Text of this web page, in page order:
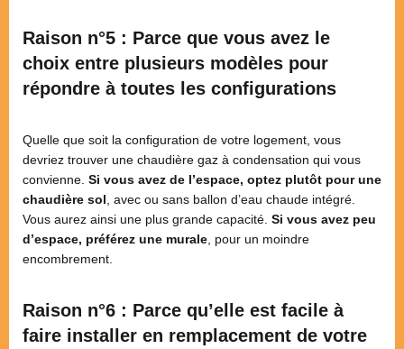
Raison n°5 : Parce que vous avez le
choix entre plusieurs modèles pour
répondre à toutes les configurations
Quelle que soit la configuration de votre logement, vous
devriez trouver une chaudière gaz à condensation qui vous
convienne. Si vous avez de l’espace, optez plutôt pour une
chaudière sol, avec ou sans ballon d’eau chaude intégré.
Vous aurez ainsi une plus grande capacité. Si vous avez peu
d’espace, préférez une murale, pour un moindre
encombrement.
Raison n°6 : Parce qu’elle est facile à
faire installer en remplacement de votre